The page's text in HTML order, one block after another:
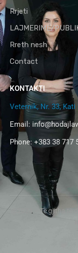
Rrjeti
LAJMERIME/
Rreth nesh
Contact
KONTAKTI
Veternik, Nr. 33,
Email:
Phone: +383 38 717
@2024 – Të gjitha